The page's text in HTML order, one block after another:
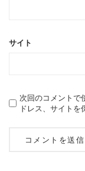
サイト
次回のコメントで
ドレス、サイトを